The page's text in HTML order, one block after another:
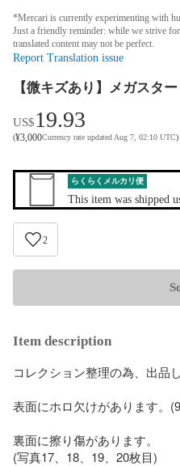
*Mercari is currently experimenting with
Just a friendly reminder: while we strive for
translated content may not be perfect.
Report Translation issue
【微キズあり】メガスタ
US$19.93
(¥3,000Currency rate updated Aug 7, 02:10 UTC)
らくらくメルカリ便
This item was shipped
2
Item description
コレクション整理の為、出品し
表面にホロ欠けがあります。
裏面に擦り傷があります。
(写真17、18、19、20枚目)